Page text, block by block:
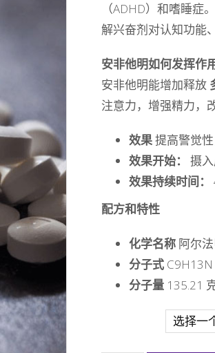
至
（ADHD）和嗜睡症
解兴奋剂对认知功能
安非他明如何发挥作
安非他明能增加释放
注意力，增强精力，
效果提高警觉性
效果开始：
摄入
效果持续时间：
配方和特性
化学名称 阿尔
分子式 C9H13N
分子量 135.21